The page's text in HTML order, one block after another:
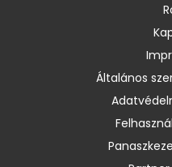
Általános